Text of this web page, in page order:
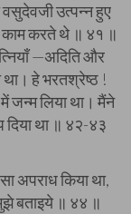
उत्पन्न हुए
काम करते थे ॥ ४१ ॥
—अदिति और
था। हे भरतश्रेष्ठ !
जन्म लिया था। मैंने
दिया था ॥ ४२-४३
अपराध किया था,
बताइये ॥ ४४ ॥